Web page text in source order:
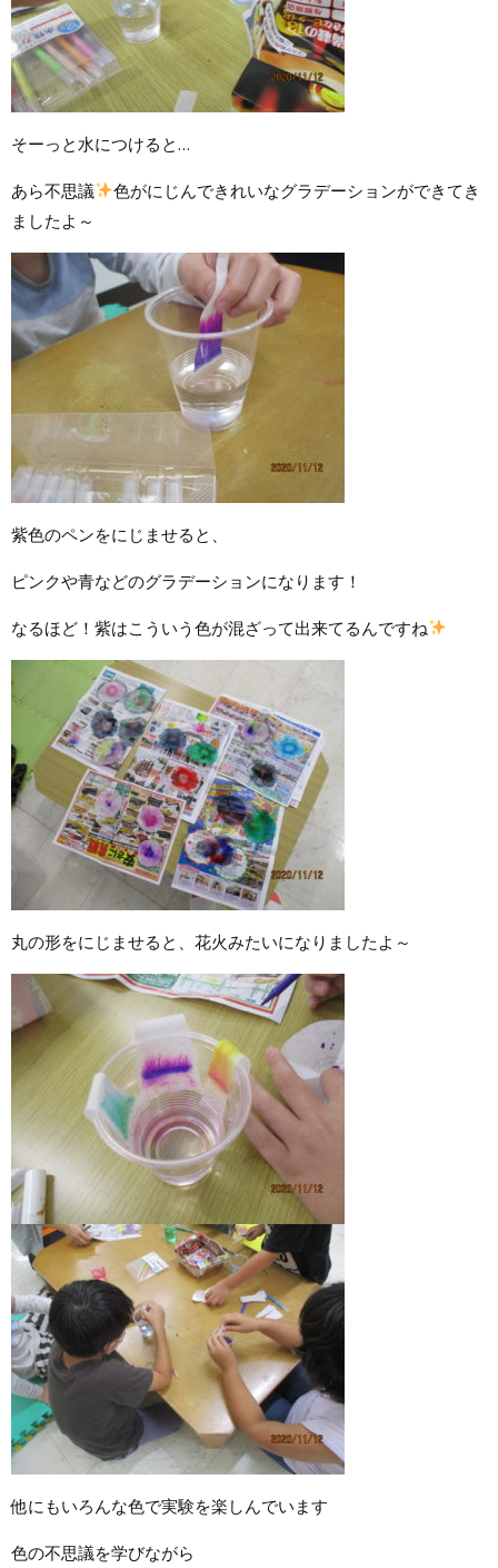
そーっと水につけると…
あら不思議
色がにじんできれいなグラデーションができてき
ましたよ～
紫色のペンをにじませると、
ピンクや青などのグラデーションになります！
なるほど！紫はこういう色が混ざって出来てるんですね
丸の形をにじませると、花火みたいになりましたよ～
他にもいろんな色で実験を楽しんでいます
色の不思議を学びながら